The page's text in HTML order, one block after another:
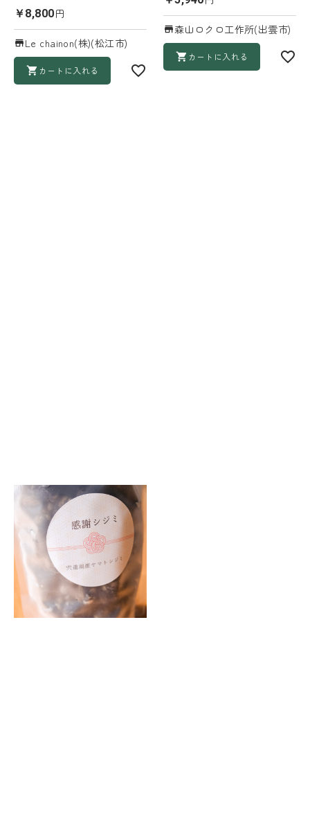
￥8,800円
Le chainon(株)(松江市)
カートに入れる
森山ロクロ工作所(出雲市)
カートに入れる